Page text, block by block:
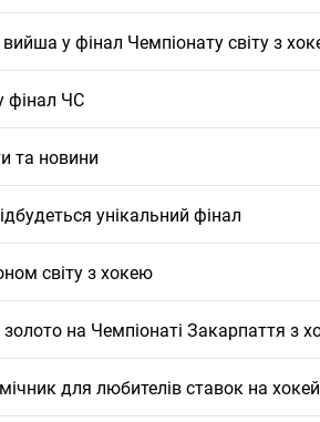
у фінал Чемпіонату світу з
фінал ЧС
та новини
унікальний фінал
світу з хокею
на Чемпіонаті Закарпаття з
для любителів ставок на хокей